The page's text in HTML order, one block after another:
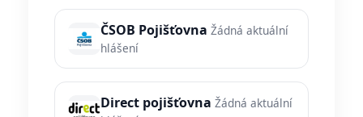
ČSOB Pojišťovna Žádná aktuální
hlášení
Direct pojišťovna Žádná aktuální